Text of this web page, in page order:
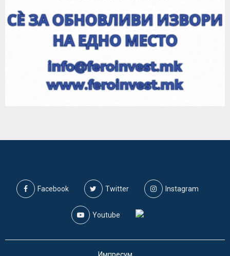
Facebook Twitter Instagram
Youtube
Импресум